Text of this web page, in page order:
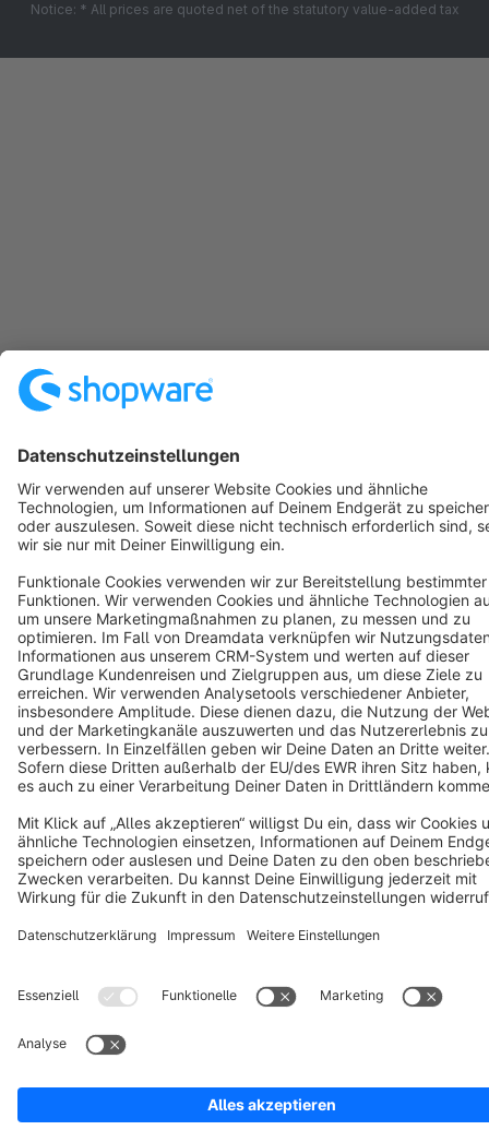
Notice: * All prices are quoted net of the statutory value-added tax